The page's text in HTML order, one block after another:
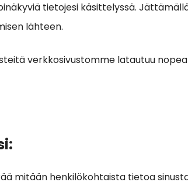
tietojesi käsittelyssä.
lähteen.
verkkosivustomme latautuu
mitään henkilökohtaista tietoa